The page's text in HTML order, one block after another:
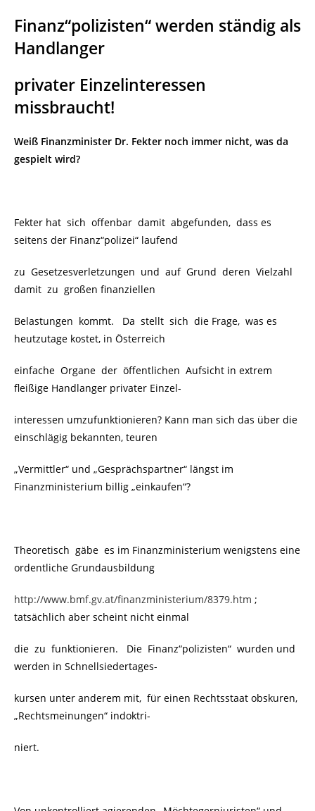
Finanz“polizisten“ werden ständig als
Handlanger
privater Einzelinteressen
missbraucht!
Weiß Finanzminister Dr. Fekter noch immer nicht, was da
gespielt wird?
Fekter hat sich offenbar damit abgefunden, dass es
seitens der Finanz“polizei“ laufend
zu Gesetzesverletzungen und auf Grund deren Vielzahl
damit zu großen finanziellen
Belastungen kommt. Da stellt sich die Frage, was es
heutzutage kostet, in Österreich
einfache Organe der öffentlichen Aufsicht in extrem
fleißige Handlanger privater Einzel-
interessen umzufunktionieren? Kann man sich das über die
einschlägig bekannten, teuren
„Vermittler“ und „Gesprächspartner“ längst im
Finanzministerium billig „einkaufen“?
Theoretisch gäbe es im Finanzministerium wenigstens eine
ordentliche Grundausbildung
http://www.bmf.gv.at/finanzministerium/8379.htm ;
tatsächlich aber scheint nicht einmal
die zu funktionieren. Die Finanz“polizisten“ wurden und
werden in Schnellsiedertages-
kursen unter anderem mit, für einen Rechtsstaat obskuren,
„Rechtsmeinungen“ indoktri-
niert.